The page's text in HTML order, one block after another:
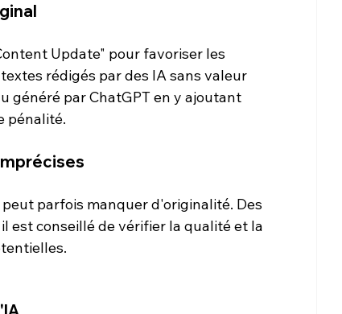
Update" pour favoriser les
rédigés par des IA sans valeur
généré par ChatGPT en y ajoutant
pénalité.
parfois manquer d'originalité. Des
est conseillé de vérifier la qualité et la